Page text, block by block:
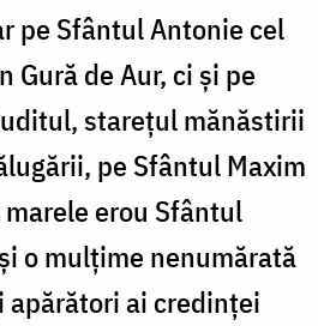
pe Sfântul Antonie cel
Gură de Aur, ci și pe
starețul mănăstirii
pe Sfântul Maxim
erou Sfântul
o mulțime nenumărată
ai credinței